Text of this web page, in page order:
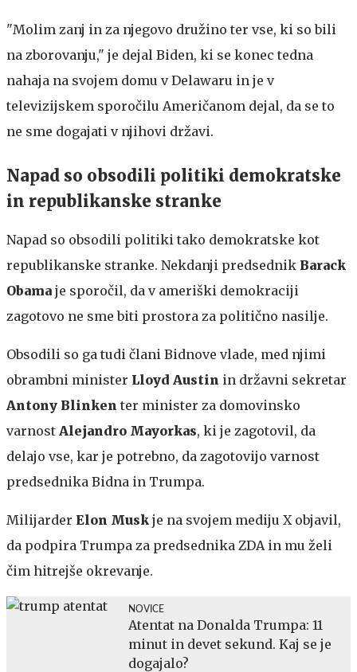
"Molim zanj in za njegovo družino ter vse, ki so bili
na zborovanju," je dejal Biden, ki se konec tedna
nahaja na svojem domu v Delawaru in je v
televizijskem sporočilu Američanom dejal, da se to
ne sme dogajati v njihovi državi.
Napad so obsodili politiki demokratske
in republikanske stranke
Napad so obsodili politiki tako demokratske kot
republikanske stranke. Nekdanji predsednik Barack
Obama je sporočil, da v ameriški demokraciji
zagotovo ne sme biti prostora za politično nasilje.
Obsodili so ga tudi člani Bidnove vlade, med njimi
obrambni minister Lloyd Austin in državni sekretar
Antony Blinken ter minister za domovinsko
varnost Alejandro Mayorkas, ki je zagotovil, da
delajo vse, kar je potrebno, da zagotovijo varnost
predsednika Bidna in Trumpa.
Milijarder Elon Musk je na svojem mediju X objavil,
da podpira Trumpa za predsednika ZDA in mu želi
čim hitrejše okrevanje.
NOVICE
Atentat na Donalda Trumpa: 11
minut in devet sekund. Kaj se je
dogajalo?